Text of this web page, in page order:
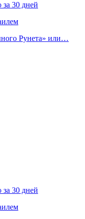
30 дней
Рунета» или…
30 дней